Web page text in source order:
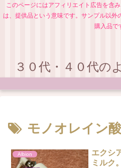
このページにはアフィリエイト広告を含
は、提供品という意味です。サンプル以外
購入品で
３０代・４０代の
モノオレイン
Albion
エクシ
ミルク